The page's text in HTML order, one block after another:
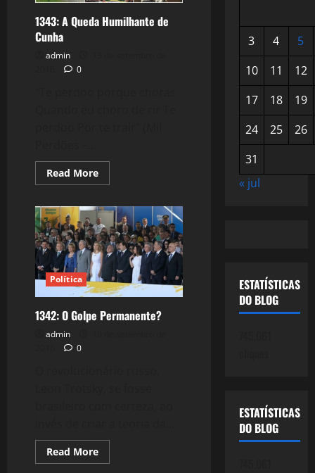
1343: A Queda Humilhante de
Cunha
admin
0
Read MoreRead
more
A
Queda
Humilhante
de
Cunha
Política
1342: O Golpe Permanente?
admin
0
Read MoreRead
more
3 4
5
10
11
12
17
18
19
24
25
26
31
« jul
ESTATÍSTICAS
DO BLOG
ESTATÍSTICAS
DO BLOG